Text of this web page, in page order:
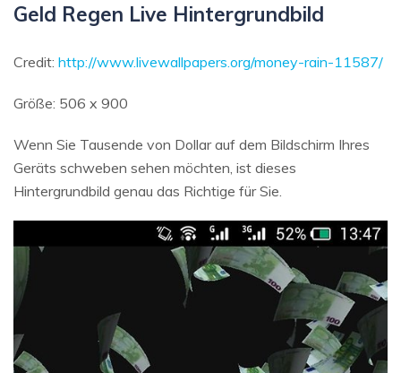
Geld Regen Live Hintergrundbild
Credit: http://www.livewallpapers.org/money-rain-11587/
Größe: 506 x 900
Wenn Sie Tausende von Dollar auf dem Bildschirm Ihres
Geräts schweben sehen möchten, ist dieses
Hintergrundbild genau das Richtige für Sie.